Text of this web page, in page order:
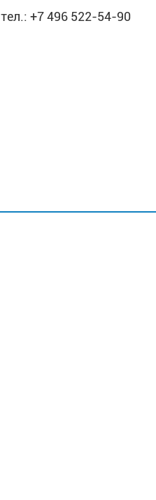
тел.: +7 496 522-54-90